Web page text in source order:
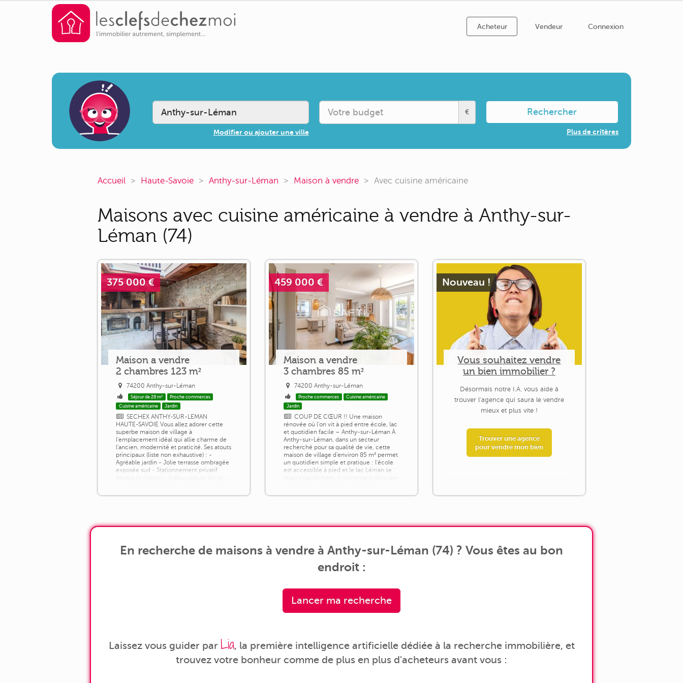
Acheteur Vendeur Connexion
Modifier ou ajouter une ville
€ Rechercher
Plus de critères
Accueil Haute-Savoie Anthy-sur-Léman Maison à vendre Avec cuisine américaine
Maisons avec cuisine américaine à vendre à Anthy-sur-
Léman (74)
375 000 €
Maison a vendre
2 chambres 123 m²
74200 Anthy-sur-Léman
Séjour de 28 m²
Proche commerces
Cuisine américaine
Jardin
SECHEX ANTHY-SUR-LEMAN
HAUTE-SAVOIE Vous allez adorer cette
superbe maison de village à
l'emplacement idéal qui allie charme de
l'ancien, modernité et praticité. Ses atouts
principaux (liste non exhaustive) : -
Agréable jardin - Jolie terrasse ombragée
exposée sud - Stationnement privatif
459 000 €
Maison a vendre
3 chambres 85 m²
74200 Anthy-sur-Léman
Proche commerces
Cuisine américaine
Jardin
COUP DE CŒUR !! Une maison
rénovée où l'on vit à pied entre école, lac
et quotidien facile – Anthy-sur-Léman À
Anthy-sur-Léman, dans un secteur
recherché pour sa qualité de vie, cette
maison de village d'environ 85 m² permet
un quotidien simple et pratique : l'école
est accessible à pied et le lac Léman se
Nouveau !
Vous souhaitez vendre
un bien immobilier ?
Désormais notre I.A. vous aide à
trouver l'agence qui saura le vendre
mieux et plus vite !
Trouver une agence
pour vendre mon bien
En recherche de maisons à vendre à Anthy-sur-Léman (74) ? Vous êtes au bon
endroit :
Lancer ma recherche
Laissez vous guider par Lia, la première intelligence artificielle dédiée à la recherche immobilière, et
trouvez votre bonheur comme de plus en plus d'acheteurs avant vous :